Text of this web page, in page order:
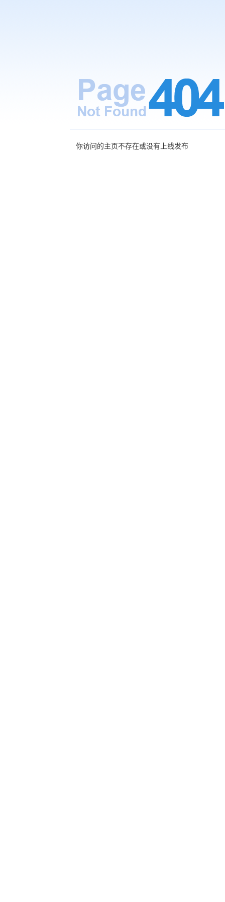
你访问的主页不存在或没有上线发布